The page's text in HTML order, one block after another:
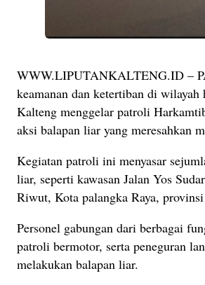
WWW.LIPUTANKALTENG.ID –
keamanan dan ketertiban di wilayah
Kalteng menggelar patroli
aksi balapan liar yang meresahkan
Kegiatan patroli ini menyasar
liar, seperti kawasan Jalan Yos
Riwut, Kota palangka Raya,
Personel gabungan dari berbagai
patroli bermotor, serta peneguran
melakukan balapan liar.